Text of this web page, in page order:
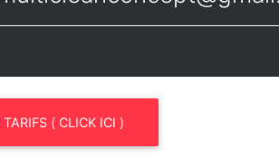
TARIFS ( CLICK ICI )